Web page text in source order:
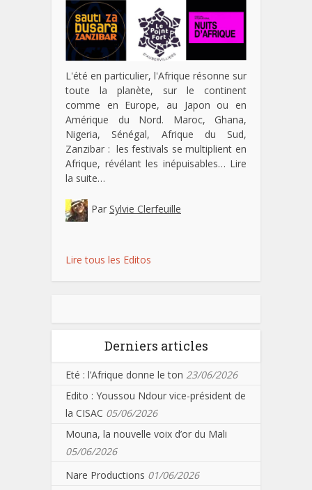
L'été en particulier, l'Afrique résonne sur
toute la planète, sur le continent
comme en Europe, au Japon ou en
Amérique du Nord. Maroc, Ghana,
Nigeria, Sénégal, Afrique du Sud,
Zanzibar : les festivals se multiplient en
Afrique, révélant les inépuisables… Lire
la suite…
Par Sylvie Clerfeuille
Lire tous les Editos
Derniers articles
Eté : l’Afrique donne le ton 23/06/2026
Edito : Youssou Ndour vice-président de
la CISAC 05/06/2026
Mouna, la nouvelle voix d’or du Mali
05/06/2026
Nare Productions 01/06/2026